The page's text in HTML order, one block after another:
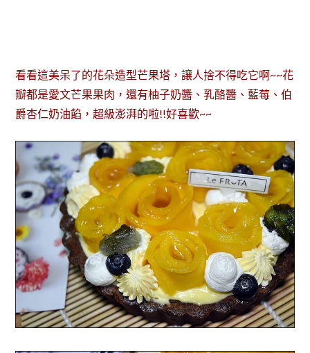
看看這美呆了的花朵造型芒果塔，讓人捨不得吃它啊~~花
瓣都是愛文芒果果肉，還有柚子奶醬、乳酪醬、藍莓、伯
爵杏仁奶油餡，超級澎湃的啦!!好喜歡~~